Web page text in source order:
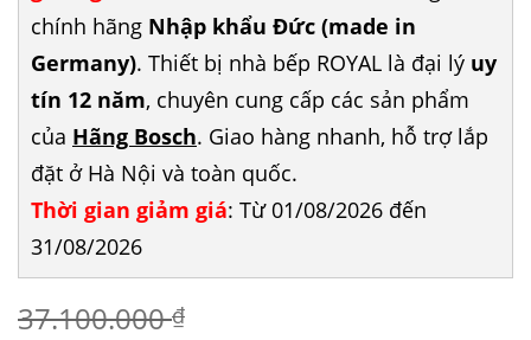
chính hãng Nhập khẩu Đức (made in
Germany). Thiết bị nhà bếp ROYAL là đại lý uy
tín 12 năm, chuyên cung cấp các sản phẩm
của Hãng Bosch. Giao hàng nhanh, hỗ trợ lắp
đặt ở Hà Nội và toàn quốc.
Thời gian giảm giá: Từ 01/08/2026 đến
31/08/2026
37.100.000₫